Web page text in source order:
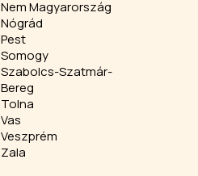
Nem Magyarország
Nógrád
Pest
Somogy
Szabolcs-Szatmár-
Bereg
Tolna
Vas
Veszprém
Zala